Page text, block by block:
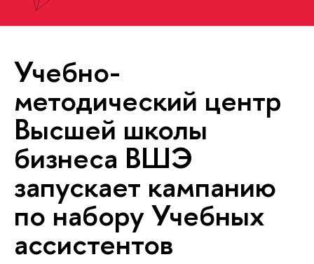
Учебно-
методический центр
Высшей школы
бизнеса ВШЭ
запускает кампанию
по набору Учебных
ассистентов